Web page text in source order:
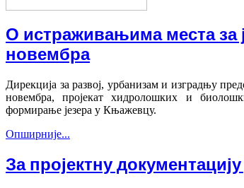
О истраживањима места за
новембра
Дирекција за развој, урбанизам и изградњу
новембра, пројекат хидролошких и
формирање језера у Књажевцу.
Опширније...
За пројектну документацију